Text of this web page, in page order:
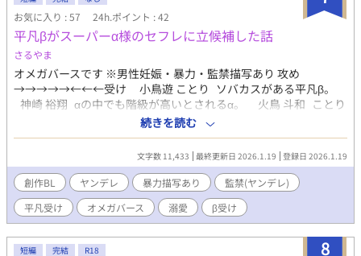
お気に入り : 57 24h.ポイント : 42
平凡βがスーパーα様のセフレに立候補した話
さるやま
オメガバースです ※男性妊娠・暴力・監禁描写あり 攻め
→→→→→←←←受け 小鳥遊 ことり ソバカスがある平凡β。
神崎 裕翔 αの中でも階級が高いとされるα。 火鳥 斗和 ことり
と神崎の友達。自分が神崎とことりをくっつけようとしたので、
少し罪悪感を感じて色々する。 門馬 壱 神崎の許嫁（Ω）。顔
は可愛い。 ▼読まなくてもいい補足（ネタバレ含む） 神崎と
門馬 門馬は神崎と初めて出会った8歳の時に惚れて、その後ず
っと片思いをしている。 あの日、ことりが見たのは、門馬は神
崎の部屋に押し入る形で一緒にいた場面だった。 門真はもちろ
ん、ことりの視線に気づいており、傷つける目的でキスをした。
その後、牽制とマウントのためにことりに接触。相手がいること
を伝え、釘を刺す。しかし、彼は「卒業まで」であればまぁ許容
続きを読む
文字数 11,433 最終更新日 2026.1.19 登録日 2026.1.19
創作BL ヤンデレ 暴力描写あり
監禁(ヤンデレ)
平凡受け
オメガバース 溺愛 β受け
8
短編 完結 R18